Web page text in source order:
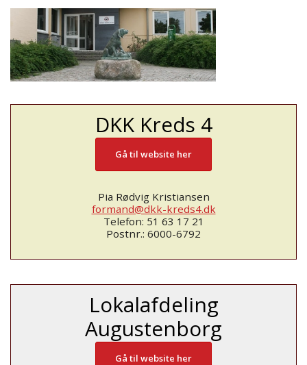
DKK Kreds 4
Gå til website her
Pia Rødvig Kristiansen
formand@dkk-kreds4.dk
Telefon: 51 63 17 21
Postnr.: 6000-6792
Lokalafdeling
Augustenborg
Gå til website her